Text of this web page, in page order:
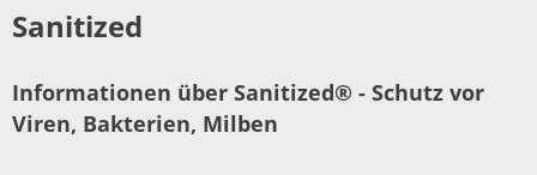
Sanitized
Informationen über Sanitized® - Schutz vor
Viren, Bakterien, Milben